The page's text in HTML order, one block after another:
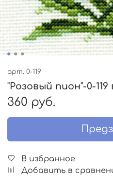
арт. 0-119
"Розовый пион"-0-
360 руб.
В избранное
Добавить в